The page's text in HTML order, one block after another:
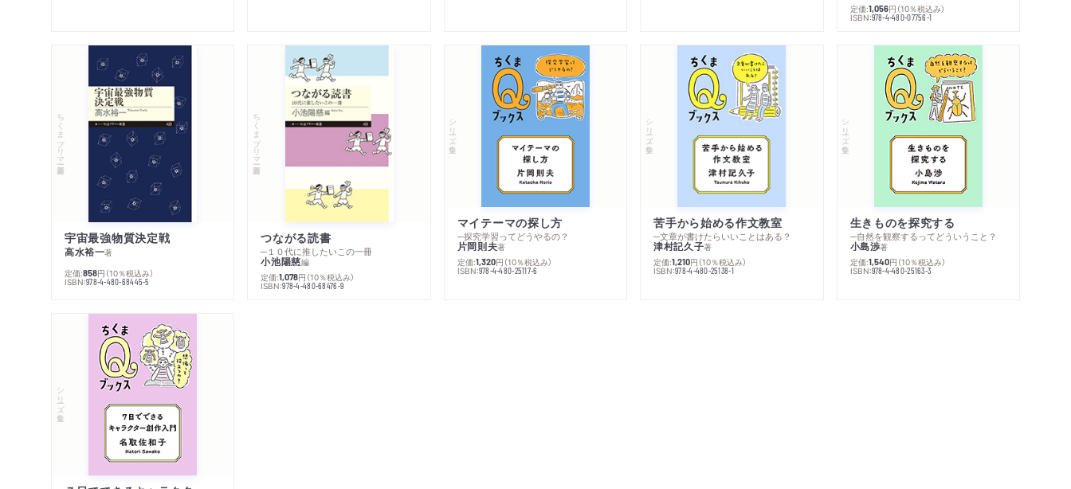
定価:1,056円 （10％税込み）
ISBN:978-4-480-07756-1
ちくまプリマー新書
宇宙最強物質決定戦
高水裕一著
定価:858円 （10％税込み）
ISBN:978-4-480-68445-5
ちくまプリマー新書
つながる読書
─１０代に推したいこの一冊
小池陽慈編
定価:1,078円 （10％税込み）
ISBN:978-4-480-68476-9
シリーズ・全集
マイテーマの探し方
─探究学習ってどうやるの？
片岡則夫著
定価:1,320円 （10％税込み）
ISBN:978-4-480-25117-6
シリーズ・全集
苦手から始める作文教室
─文章が書けたらいいことはある？
津村記久子著
定価:1,210円 （10％税込み）
ISBN:978-4-480-25138-1
シリーズ・全集
生きものを探究する
─自然を観察するってどういうこと？
小島渉著
定価:1,540円 （10％税込み）
ISBN:978-4-480-25163-3
シリーズ・全集